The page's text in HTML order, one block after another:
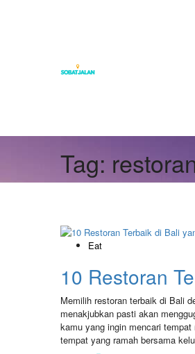
Tag:
Eat
10 Restoran
Memilih restoran terbaik di Bali
menakjubkan pasti akan
kamu yang ingin mencari
tempat yang ramah bersama